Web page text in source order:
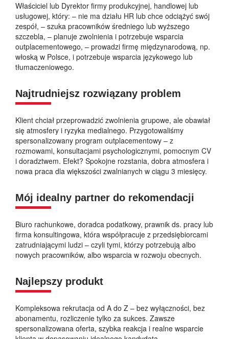
Właściciel lub Dyrektor firmy produkcyjnej, handlowej lub
usługowej, który: – nie ma działu HR lub chce odciążyć swój
zespół, – szuka pracowników średniego lub wyższego
szczebla, – planuje zwolnienia i potrzebuje wsparcia
outplacementowego, – prowadzi firmę międzynarodową, np.
włoską w Polsce, i potrzebuje wsparcia językowego lub
tłumaczeniowego.
Najtrudniejsz rozwiązany problem
Klient chciał przeprowadzić zwolnienia grupowe, ale obawiał
się atmosfery i ryzyka medialnego. Przygotowaliśmy
spersonalizowany program outplacementowy – z
rozmowami, konsultacjami psychologicznymi, pomocnym CV
i doradztwem. Efekt? Spokojne rozstania, dobra atmosfera i
nowa praca dla większości zwalnianych w ciągu 3 miesięcy.
Mój idealny partner do rekomendacji
Biuro rachunkowe, doradca podatkowy, prawnik ds. pracy lub
firma konsultingowa, która współpracuje z przedsiębiorcami
zatrudniającymi ludzi – czyli tymi, którzy potrzebują albo
nowych pracowników, albo wsparcia w rozwoju obecnych.
Najlepszy produkt
Kompleksowa rekrutacja od A do Z – bez wyłączności, bez
abonamentu, rozliczenie tylko za sukces. Zawsze
spersonalizowana oferta, szybka reakcja i realne wsparcie